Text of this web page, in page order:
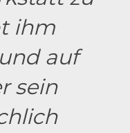
ihm
auf
sein